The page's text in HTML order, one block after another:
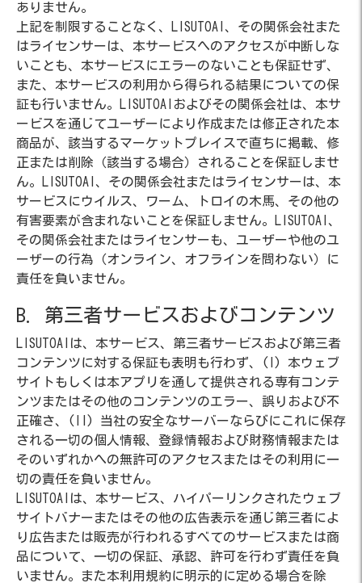
ありません。
上記を制限することなく、LISUTOAI、その関係会社また
はライセンサーは、本サービスへのアクセスが中断しな
いことも、本サービスにエラーのないことも保証せず、
また、本サービスの利用から得られる結果についての保
証も行いません。LISUTOAIおよびその関係会社は、本サ
ービスを通じてユーザーにより作成または修正された本
商品が、該当するマーケットプレイスで直ちに掲載、修
正または削除（該当する場合）されることを保証しませ
ん。LISUTOAI、その関係会社またはライセンサーは、本
サービスにウイルス、ワーム、トロイの木馬、その他の
有害要素が含まれないことを保証しません。LISUTOAI、
その関係会社またはライセンサーも、ユーザーや他のユ
ーザーの行為（オンライン、オフラインを問わない）に
責任を負いません。
B. 第三者サービスおよびコンテンツ
LISUTOAIは、本サービス、第三者サービスおよび第三者
コンテンツに対する保証も表明も行わず、(I) 本ウェブ
サイトもしくは本アプリを通して提供される専有コンテ
ンツまたはその他のコンテンツのエラー、誤りおよび不
正確さ、(II) 当社の安全なサーバーならびにこれに保存
される一切の個人情報、登録情報および財務情報または
そのいずれかへの無許可のアクセスまたはその利用に一
切の責任を負いません。
LISUTOAIは、本サービス、ハイパーリンクされたウェブ
サイトバナーまたはその他の広告表示を通じ第三者によ
り広告または販売が行われるすべてのサービスまたは商
品について、一切の保証、承認、許可を行わず責任を負
いません。また本利用規約に明示的に定める場合を除